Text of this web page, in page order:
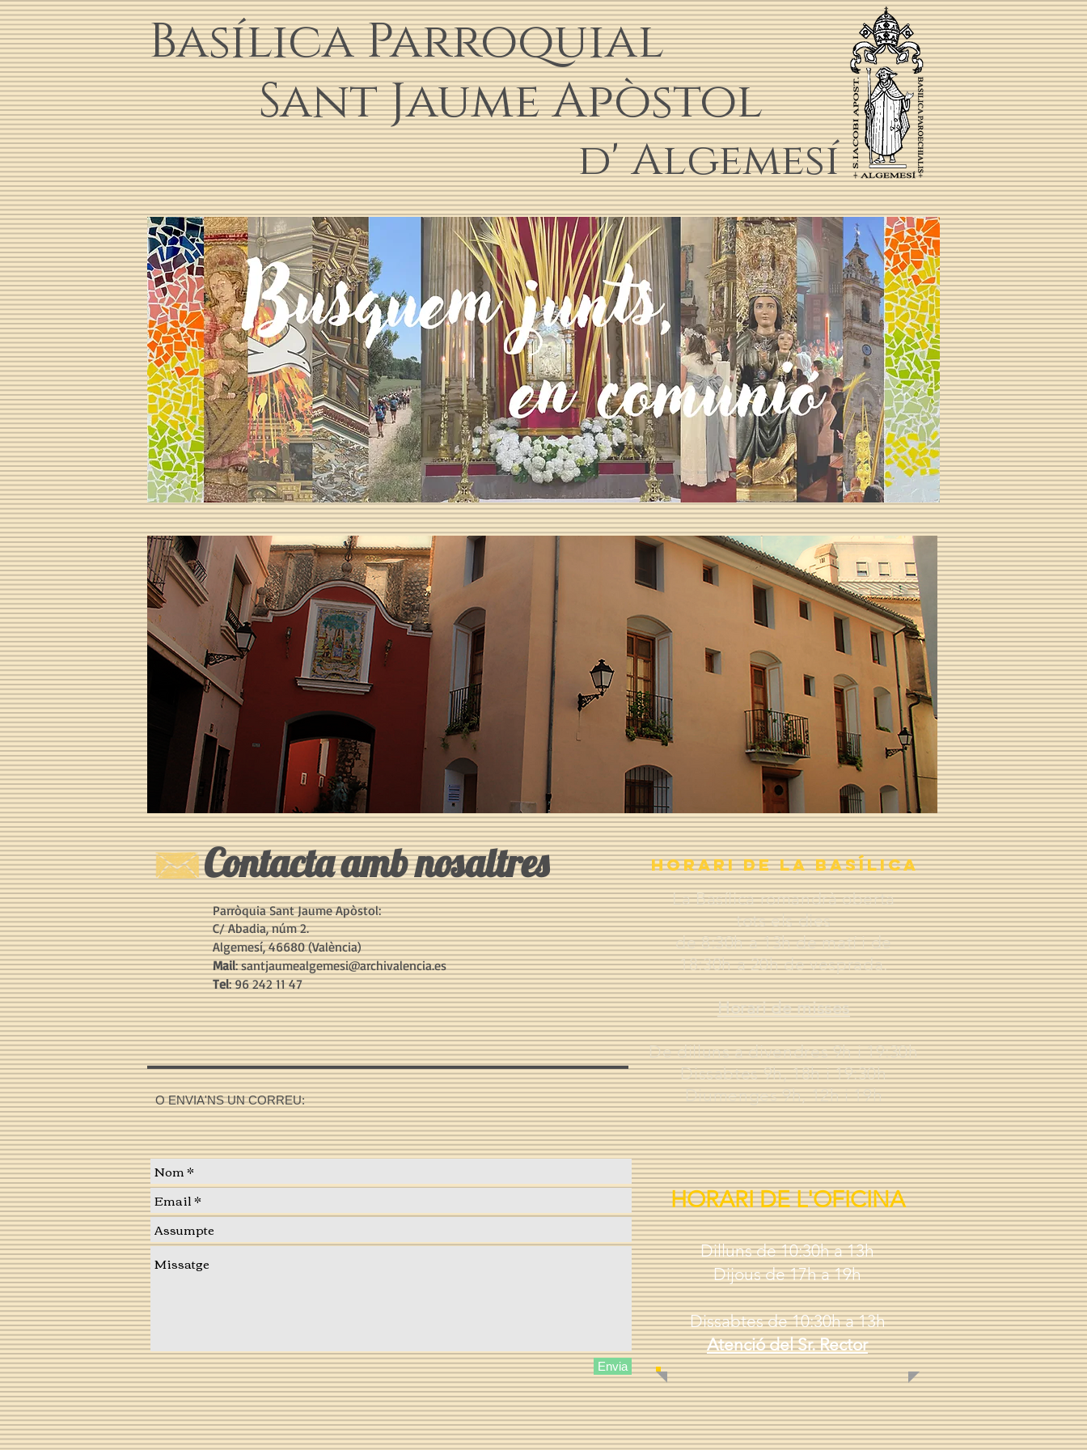
Basílica Parroquial
Sant Jaume Apòstol
d' Algemesí
Contacta amb nosaltres
Parròquia Sant Jaume Apòstol:
C/ Abadia, núm 2.
Algemesí, 46680 (València)
Mail:santjaumealgemesi@archivalencia.es
Tel: 96 242 11 47
O ENVIA'NS UN CORREU:
Envia
HORARI De la basílica
La Basílica romandrà oberta
tots els dies
de 8:30h a 13h de matí i de
18:30h a 20h de vesprada.
Horari de misses
De dilluns a divendres 9h i 19:30h
Dissabtes 9h, 18h i 19:30h
Diumenges 9h, 12h i 19h
HORARI DE L'OFICINA
Dilluns de 10:30h a 13h
Dijous de 17h a 19h
Dissabtes de 10:30h a 13h
Atenció del Sr. Rector